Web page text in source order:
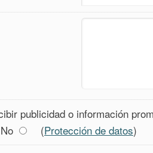
publicidad o información
No (Protección de datos)